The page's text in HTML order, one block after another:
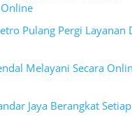
Pulang Pergi Layanan
Melayani Secara
Jaya Berangkat